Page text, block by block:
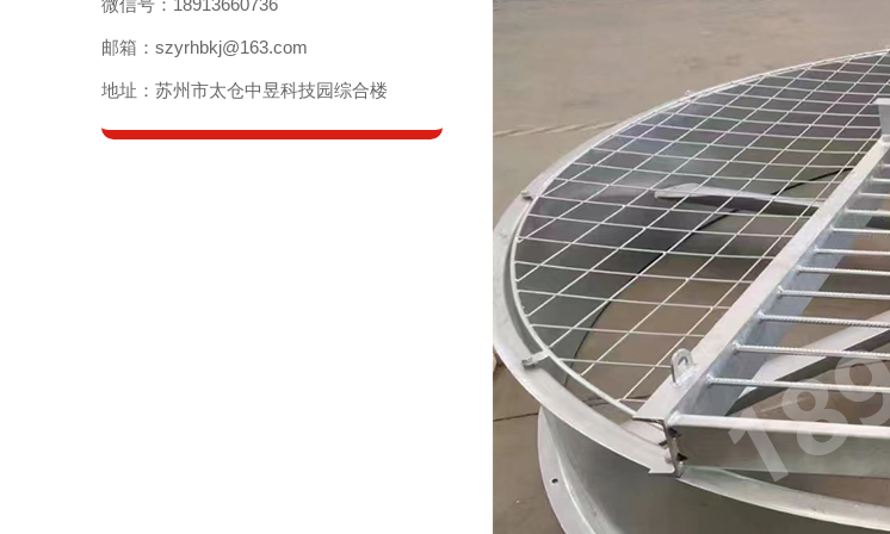
邮箱：szyrhbkj@163.com
地址：苏州市太仓中昱科技园综合楼